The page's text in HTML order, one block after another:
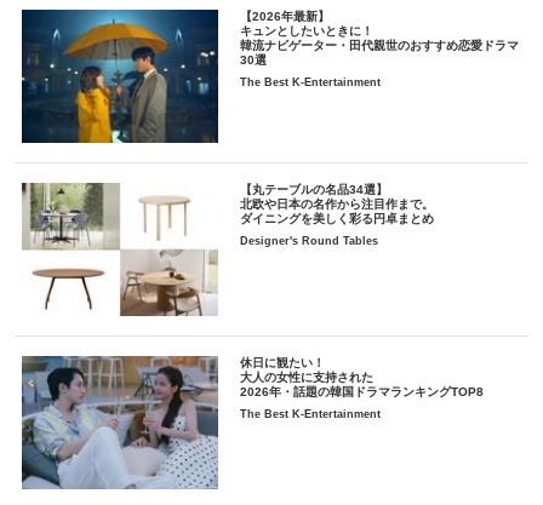
【2026年最新】
キュンとしたいときに！
韓流ナビゲーター・田代親世のおすすめ恋愛ドラマ
30選
The Best K-Entertainment
【丸テーブルの名品34選】
北欧や日本の名作から注目作まで。
ダイニングを美しく彩る円卓まとめ
Designer's Round Tables
休日に観たい！
大人の女性に支持された
2026年・話題の韓国ドラマランキングTOP8
The Best K-Entertainment